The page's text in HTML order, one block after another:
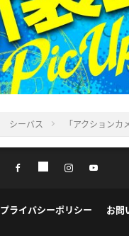
シーバス 「アクション
プライバシーポリシー お問